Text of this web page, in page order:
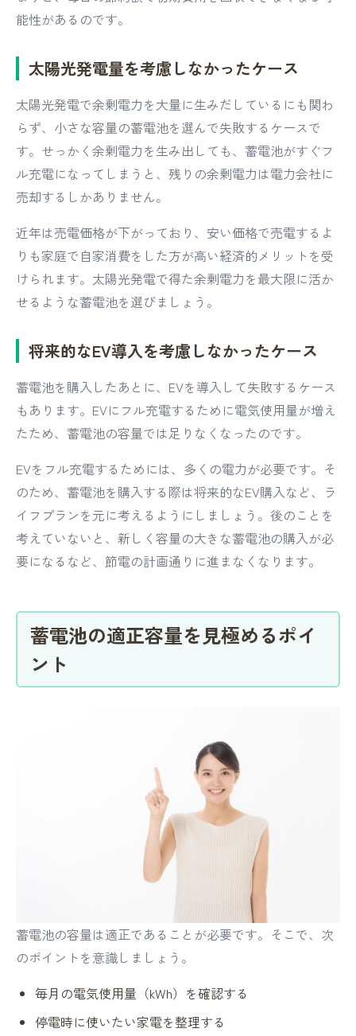
能性があるのです。
太陽光発電量を考慮しなかったケース
太陽光発電で余剰電力を大量に生みだしているにも関わ
らず、小さな容量の蓄電池を選んで失敗するケースで
す。せっかく余剰電力を生み出しても、蓄電池がすぐフ
ル充電になってしまうと、残りの余剰電力は電力会社に
売却するしかありません。
近年は売電価格が下がっており、安い価格で売電するよ
りも家庭で自家消費をした方が高い経済的メリットを受
けられます。太陽光発電で得た余剰電力を最大限に活か
せるような蓄電池を選びましょう。
将来的なEV導入を考慮しなかったケース
蓄電池を購入したあとに、EVを導入して失敗するケース
もあります。EVにフル充電するために電気使用量が増え
たため、蓄電池の容量では足りなくなったのです。
EVをフル充電するためには、多くの電力が必要です。そ
のため、蓄電池を購入する際は将来的なEV購入など、ラ
イフプランを元に考えるようにしましょう。後のことを
考えていないと、新しく容量の大きな蓄電池の購入が必
要になるなど、節電の計画通りに進まなくなります。
蓄電池の適正容量を見極めるポイ
ント
蓄電池の容量は適正であることが必要です。そこで、次
のポイントを意識しましょう。
毎月の電気使用量（kWh）を確認する
停電時に使いたい家電を整理する